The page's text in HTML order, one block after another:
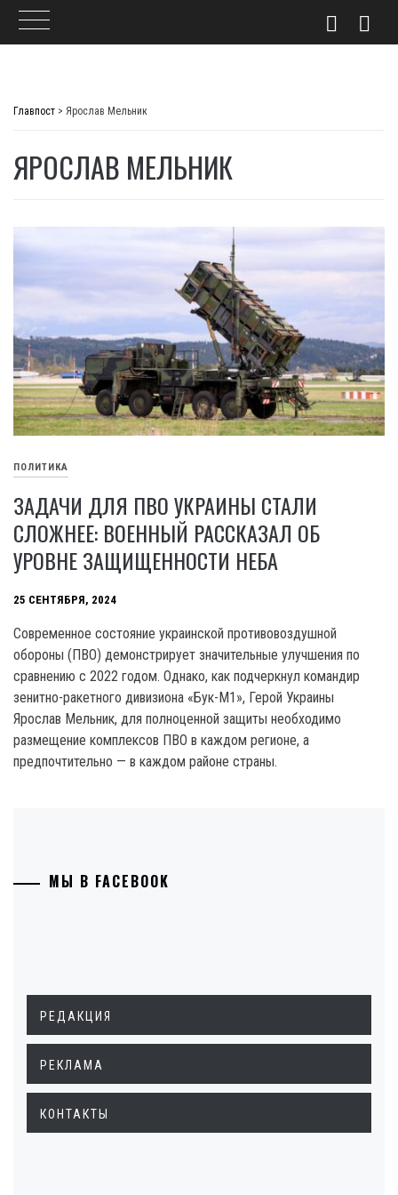
Главпост > Ярослав Мельник
ЯРОСЛАВ МЕЛЬНИК
ПОЛИТИКА
ЗАДАЧИ ДЛЯ ПВО УКРАИНЫ СТАЛИ
СЛОЖНЕЕ: ВОЕННЫЙ РАССКАЗАЛ ОБ
УРОВНЕ ЗАЩИЩЕННОСТИ НЕБА
25 СЕНТЯБРЯ, 2024
Современное состояние украинской противовоздушной
обороны (ПВО) демонстрирует значительные улучшения по
сравнению с 2022 годом. Однако, как подчеркнул командир
зенитно-ракетного дивизиона «Бук-М1», Герой Украины
Ярослав Мельник, для полноценной защиты необходимо
размещение комплексов ПВО в каждом регионе, а
предпочтительно — в каждом районе страны.
МЫ В FACEBOOK
РЕДАКЦИЯ
РЕКЛАМА
КОНТАКТЫ